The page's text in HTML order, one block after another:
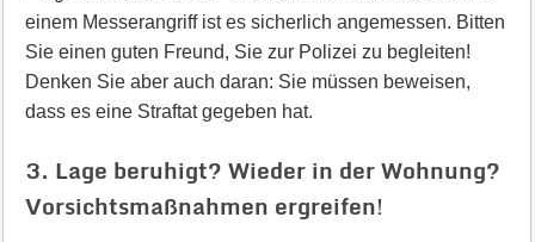
einem Messerangriff ist es sicherlich angemessen. Bitten
Sie einen guten Freund, Sie zur Polizei zu begleiten!
Denken Sie aber auch daran: Sie müssen beweisen,
dass es eine Straftat gegeben hat.
3. Lage beruhigt? Wieder in der Wohnung?
Vorsichtsmaßnahmen ergreifen!